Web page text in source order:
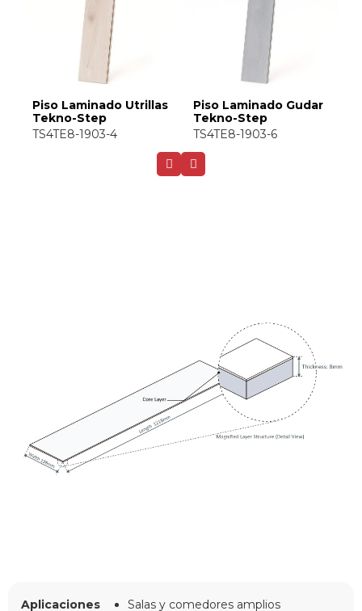
Piso Laminado Gudar
Tekno-Step
TS4TE8-1903-6
Piso Laminado
Ternasco Tekno-Step
TS4TE8-1903-5
Aplicaciones Salas y comedores amplios